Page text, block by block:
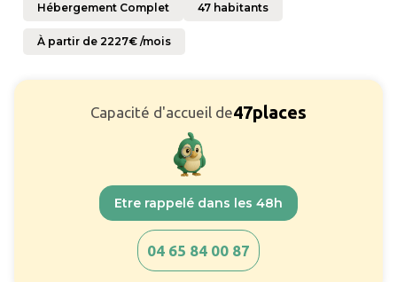
Hébergement Complet 47 habitants
À partir de 2227€ /mois
Capacité d'accueil de47places
Etre rappelé dans les 48h
04 65 84 00 87